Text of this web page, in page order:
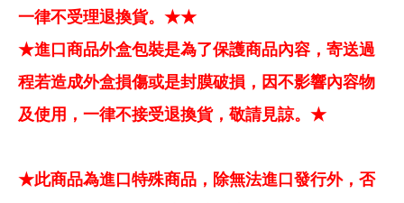
一律不受理退換貨。★★
★進口商品外盒包裝是為了保護商品內容，寄送過
程若造成外盒損傷或是封膜破損，因不影響內容物
及使用，一律不接受退換貨，敬請見諒。★
★此商品為進口特殊商品，除無法進口發行外，否